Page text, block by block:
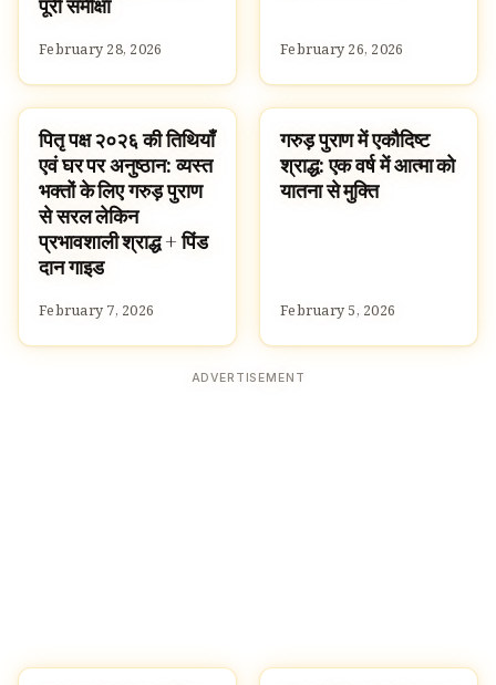
February 28, 2026 February 26, 2026
HOMEBANNER
पितृ पक्ष २०२६ की तिथियाँ
एवं घर पर अनुष्ठान: व्यस्त
भक्तों के लिए गरुड़ पुराण
से सरल लेकिन
प्रभावशाली श्राद्ध + पिंड
दान गाइड
February 7, 2026
TRADITIONS
गरुड़ पुराण में एकौदिष्ट
श्राद्ध: एक वर्ष में आत्मा को
यातना से मुक्ति
February 5, 2026
ADVERTISEMENT